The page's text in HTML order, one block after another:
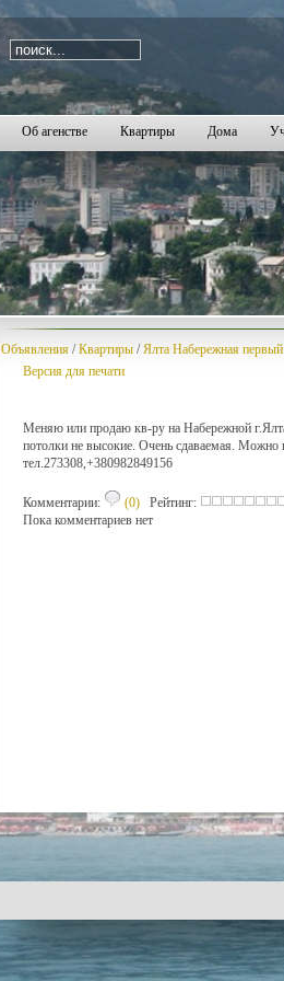
Об агенстве Квартиры Дома
Объявления /Квартиры /Ялта Набережная
Версия для печати
Меняю или продаю кв-ру на Набережной
потолки не высокие. Очень сдаваемая. Можно
тел.273308,+380982849156
Комментарии: (0) Рейтинг:
Пока комментариев нет